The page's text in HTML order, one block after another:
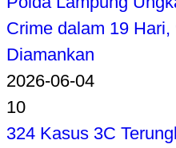
Crime dalam 19 Hari,
Diamankan
2026-06-04
10
324 Kasus 3C